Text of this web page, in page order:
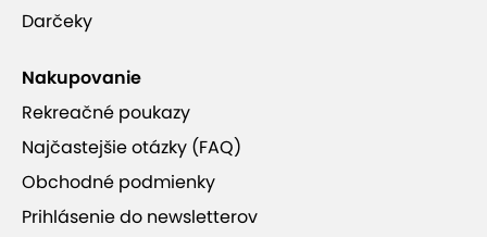
Darčeky
Nakupovanie
Rekreačné poukazy
Najčastejšie otázky (FAQ)
Obchodné podmienky
Prihlásenie do newsletterov